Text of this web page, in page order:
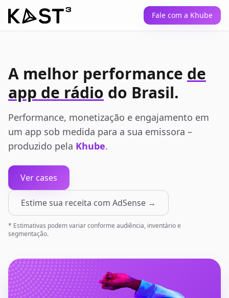
Fale com a Khube
A melhor performance de
app de rádio do Brasil.
Performance, monetização e engajamento em
um app sob medida para a sua emissora –
produzido pela Khube.
Ver cases
Estime sua receita com AdSense →
* Estimativas podem variar conforme audiência, inventário e
segmentação.